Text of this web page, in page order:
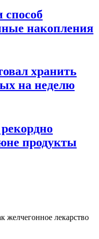
способ
накопления
хранить
на неделю
продукты
желчегонное лекарство